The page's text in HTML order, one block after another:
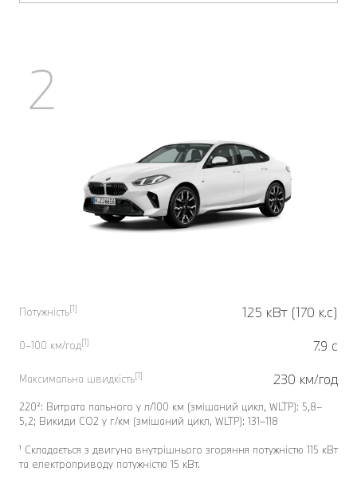
2
Потужність[1] 125 кВт (170 к.с)
0–100 км/год[1] 7.9 с
Максимальна швидкість[1] 230 км/год
220²: Витрата пального у л/100 км (змішаний цикл, WLTP): 5,8–
5,2; Викиди CO2 у г/км (змішаний цикл, WLTP): 131–118
¹ Складається з двигуна внутрішнього згоряння потужністю 115 кВт
та електроприводу потужністю 15 кВт.